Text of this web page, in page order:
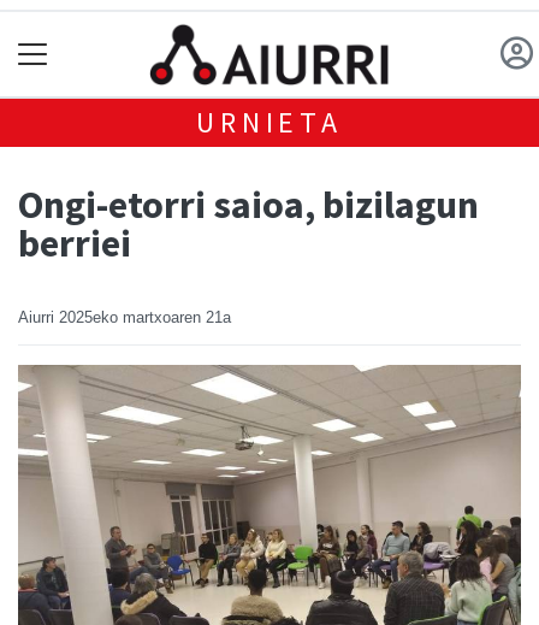
URNIETA
Ongi-etorri saioa, bizilagun
berriei
Aiurri 2025eko martxoaren 21a